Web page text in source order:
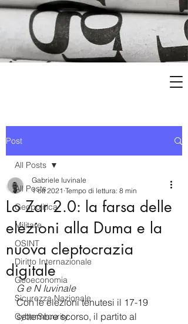
Post
All Posts
Geopolitica
Militare
OSINT
Diritto Internazionale
Geoeconomia
Sicurezza Nazionale
CyberSecurity
All Posts
Lo Zar 2.0: la farsa delle
elezioni alla Duma e la
nuova cleptocrazia
digitale
Gabriele Iuvinale
1 ott 2021 Tempo di lettura: 8 min
G e N Iuvinale
Con le elezioni tenutesi il 17-19
settembre scorso, il partito al